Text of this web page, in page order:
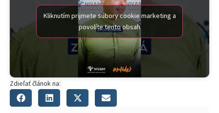
Kliknutím prijmete súbory cookie marketing a
povolíte tento obsah
Zdieľať článok na: